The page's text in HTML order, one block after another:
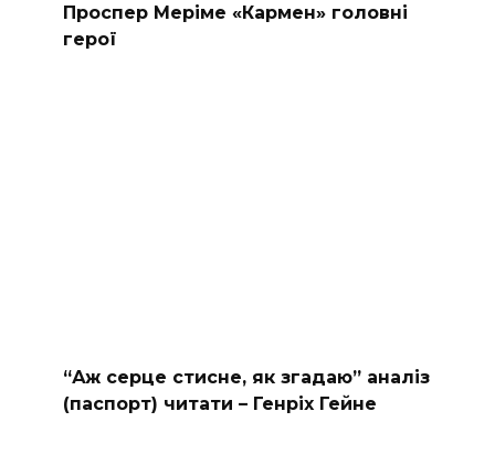
Проспер Меріме «Кармен» головні
герої
“Аж серце стисне, як згадаю” аналіз
(паспорт) читати – Генріх Гейне